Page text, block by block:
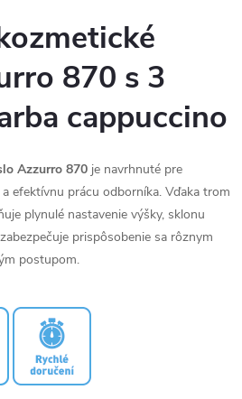
870 s 3
cappuccino
Azzurro 870 je navrhnuté pre
a efektívnu prácu odborníka. Vďaka trom
plynulé nastavenie výšky, sklonu
zabezpečuje prispôsobenie sa rôznym
postupom.